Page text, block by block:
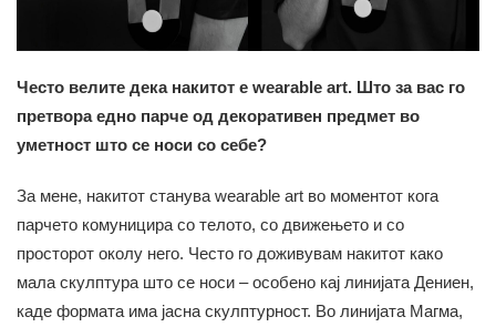
Често велите дека накитот е wearable art. Што за вас го
претвора едно парче од декоративен предмет во
уметност што се носи со себе?
За мене, накитот станува wearable art во моментот кога
парчето комуницира со телото, со движењето и со
просторот околу него. Често го доживувам накитот како
мала скулптура што се носи – особено кај линијата Дениен,
каде формата има јасна скулптурност. Во линијата Магма,